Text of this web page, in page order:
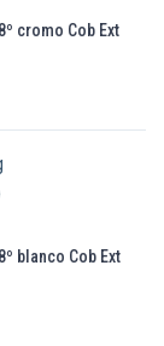
cromo Cob Ext
blanco Cob Ext